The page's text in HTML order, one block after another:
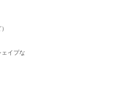
ェイプな